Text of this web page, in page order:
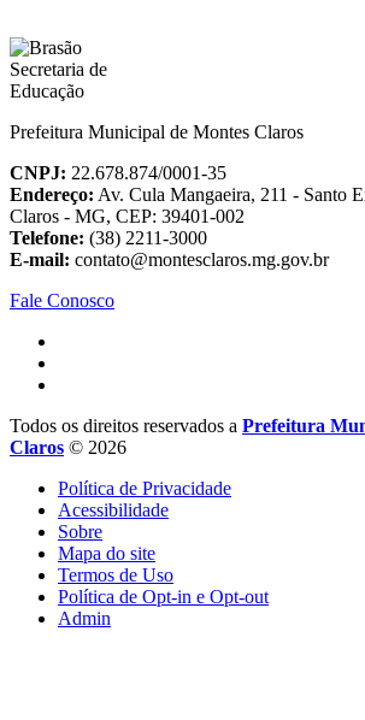
Prefeitura Municipal de Montes Claros
CNPJ: 22.678.874/0001-35
Endereço: Av. Cula Mangaeira, 211 - Santo
Claros - MG, CEP: 39401-002
Telefone: (38) 2211-3000
E-mail: contato@montesclaros.mg.gov.br
Fale Conosco
Todos os direitos reservados a Prefeitura
Claros © 2026
Política de Privacidade
Acessibilidade
Sobre
Mapa do site
Termos de Uso
Política de Opt-in e Opt-out
Admin